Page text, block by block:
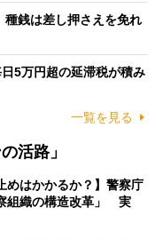
銭は差し押さえを免れ
5万円超の延滞税が積み
一覧を見る
活路」
めはかかるか？】警察庁
組織の構造改革」 実